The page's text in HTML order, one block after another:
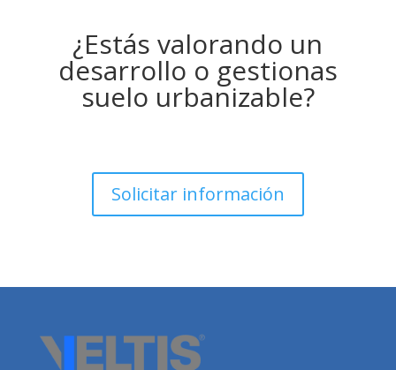
¿Estás valorando un
desarrollo o gestionas
suelo urbanizable?
Solicitar información